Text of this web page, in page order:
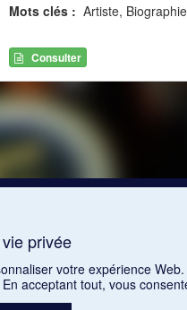
Mots clés : Artiste,
Consulter
privée
votre expérience
acceptant tout, vous